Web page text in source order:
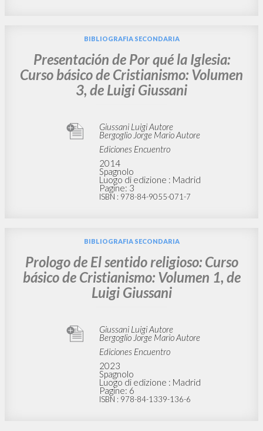
BIBLIOGRAFIA SECONDARIA
Presentación de Por qué la Iglesia:
Curso básico de Cristianismo: Volumen
3, de Luigi Giussani
Giussani Luigi Autore
Bergoglio Jorge Mario Autore
Ediciones Encuentro
2014
Spagnolo
Luogo di edizione : Madrid
Pagine: 3
ISBN : 978-84-9055-071-7
BIBLIOGRAFIA SECONDARIA
Prologo de El sentido religioso: Curso
básico de Cristianismo: Volumen 1, de
Luigi Giussani
Giussani Luigi Autore
Bergoglio Jorge Mario Autore
Ediciones Encuentro
2023
Spagnolo
Luogo di edizione : Madrid
Pagine: 6
ISBN : 978-84-1339-136-6